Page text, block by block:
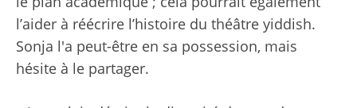
l’aider à réécrire l’histoire du théâtre yiddish.
Sonja l'a peut-être en sa possession, mais
hésite à le partager.